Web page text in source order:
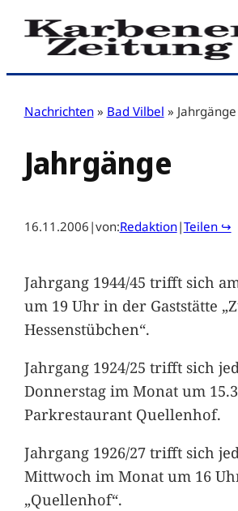
Zum
Inhalt
Nachrichten » Bad Vilbel » Jahrgänge
Jahrgänge
16.11.2006 |von:Redaktion|Teilen ↪
Jahrgang 1944/45 trifft sich
um 19 Uhr in der Gaststätte
Hessenstübchen“.
Jahrgang 1924/25 trifft sich
Donnerstag im Monat um
Parkrestaurant Quellenhof.
Jahrgang 1926/27 trifft sich
Mittwoch im Monat um 16
„Quellenhof“.